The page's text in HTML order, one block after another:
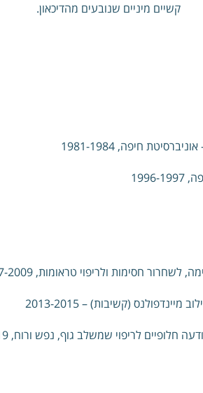
קשיים מיניים שנובעים מהדיכאון.
חיפה, 1981-1984
חסימות ולריפוי טראומות, 2007-2009.
(קשיבות) – 2013-2015
לריפוי שמשלב גוף, נפש ורוח, 2018-2019